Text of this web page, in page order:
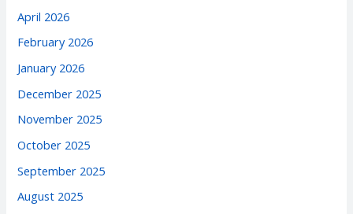
April 2026
February 2026
January 2026
December 2025
November 2025
October 2025
September 2025
August 2025